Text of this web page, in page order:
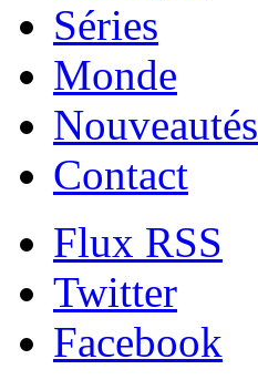
Séries
Monde
Nouveautés
Contact
Flux RSS
Twitter
Facebook